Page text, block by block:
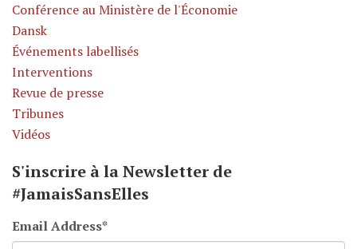
Conférence au Ministère de l'Économie
Dansk
Événements labellisés
Interventions
Revue de presse
Tribunes
Vidéos
S'inscrire à la Newsletter de
#JamaisSansElles
Email Address*